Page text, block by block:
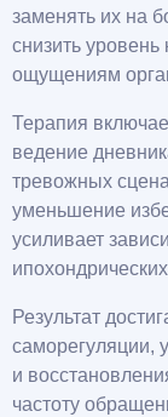
заменять их на
снизить
ощущениям
Терапия
ведение
тревожных
уменьшение
усиливает
Результат
саморегуляции,
и
частоту